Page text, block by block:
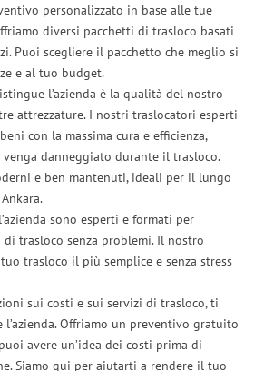
personalizzato in base alle tue
diversi pacchetti di trasloco basati
Puoi scegliere il pacchetto che meglio si
e al tuo budget.
l’azienda è la qualità del nostro
attrezzature. I nostri traslocatori esperti
con la massima cura e efficienza,
danneggiato durante il trasloco.
e ben mantenuti, ideali per il lungo
sono esperti e formati per
trasloco senza problemi. Il nostro
trasloco il più semplice e senza stress
sui costi e sui servizi di trasloco, ti
Offriamo un preventivo gratuito
avere un’idea dei costi prima di
Siamo qui per aiutarti a rendere il tuo